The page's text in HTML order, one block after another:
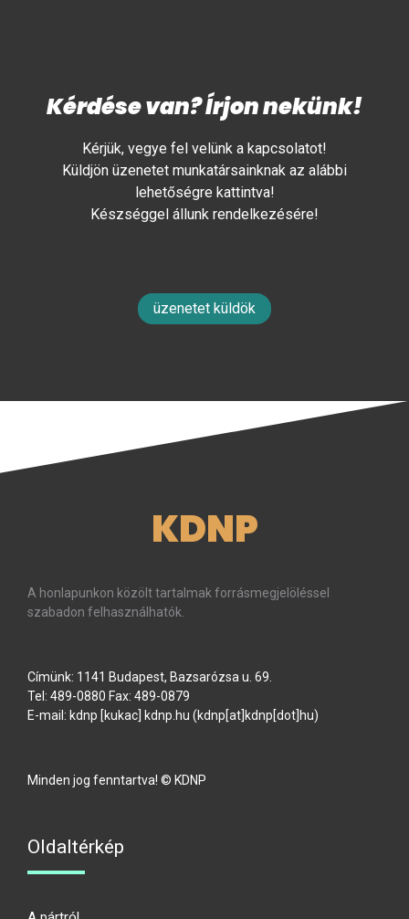
Kérdése van? Írjon nekünk!
Kérjük, vegye fel velünk a kapcsolatot!
Küldjön üzenetet munkatársainknak az alábbi
lehetőségre kattintva!
Készséggel állunk rendelkezésére!
üzenetet küldök
KDNP
A honlapunkon közölt tartalmak forrásmegjelöléssel
szabadon felhasználhatók.
Címünk: 1141 Budapest, Bazsarózsa u. 69.
Tel: 489-0880 Fax: 489-0879
E-mail: kdnp [kukac] kdnp hu (kdnp[at]kdnp[dot]hu)
Minden jog fenntartva! © KDNP
Oldaltérkép